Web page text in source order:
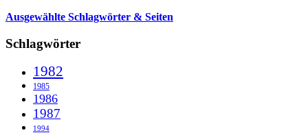
Ausgewählte Schlagwörter & Seiten
Schlagwörter
1982
1985
1986
1987
1994